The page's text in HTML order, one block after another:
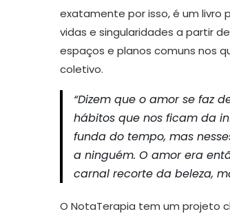
exatamente por isso, é um livro
vidas e singularidades a partir
espaços e planos comuns nos
coletivo.
“Dizem que o amor se faz
hábitos que nos ficam da
funda do tempo, mas
a ninguém. O amor era
carnal recorte da beleza,
O NotaTerapia tem um projeto